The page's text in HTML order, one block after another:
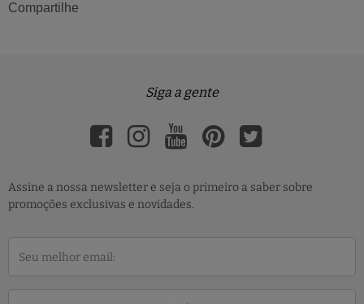
Compartilhe
Siga a gente
Assine a nossa newsletter e seja o primeiro a saber sobre
promoções exclusivas e novidades.